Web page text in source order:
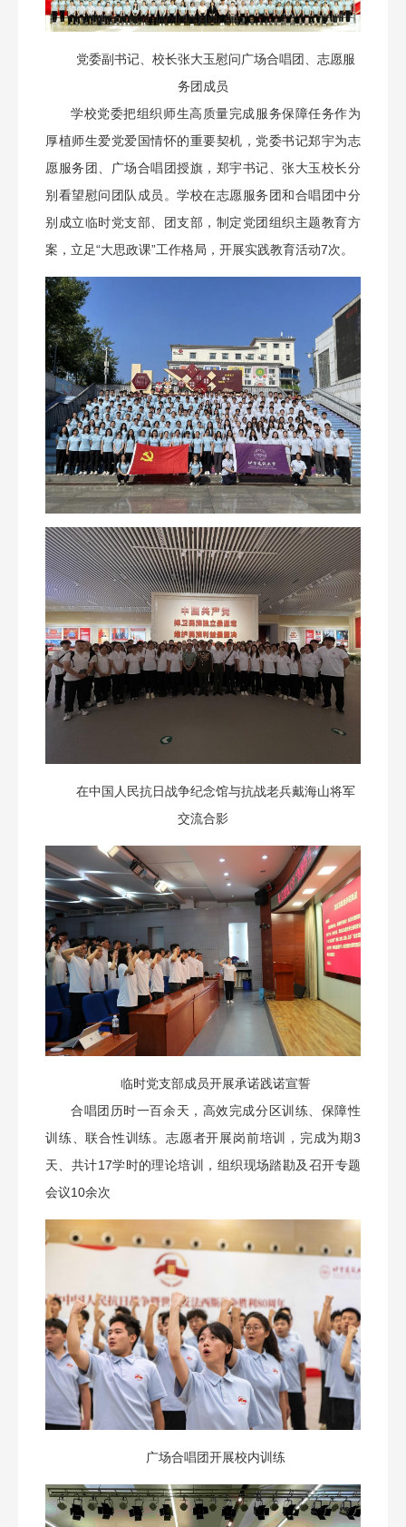
党委副书记、校长张大玉慰问广场合唱团、志愿服
务团成员
学校党委把组织师生高质量完成服务保障任务作为
厚植师生爱党爱国情怀的重要契机，党委书记郑宇为志
愿服务团、广场合唱团授旗，郑宇书记、张大玉校长分
别看望慰问团队成员。学校在志愿服务团和合唱团中分
别成立临时党支部、团支部，制定党团组织主题教育方
案，立足“大思政课”工作格局，开展实践教育活动7次。
在中国人民抗日战争纪念馆与抗战老兵戴海山将军
交流合影
临时党支部成员开展承诺践诺宣誓
合唱团历时一百余天，高效完成分区训练、保障性
训练、联合性训练。志愿者开展岗前培训，完成为期3
天、共计17学时的理论培训，组织现场踏勘及召开专题
会议10余次
广场合唱团开展校内训练